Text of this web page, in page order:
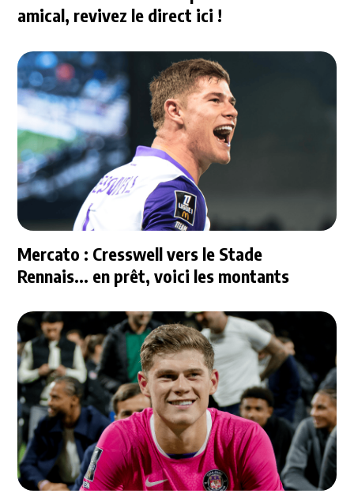
amical, revivez le direct ici !
Mercato : Cresswell vers le Stade
Rennais... en prêt, voici les montants